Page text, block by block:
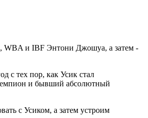
WBA и IBF Энтони Джошуа, а затем -
с тех пор, как Усик стал
и бывший абсолютный
с Усиком, а затем устроим